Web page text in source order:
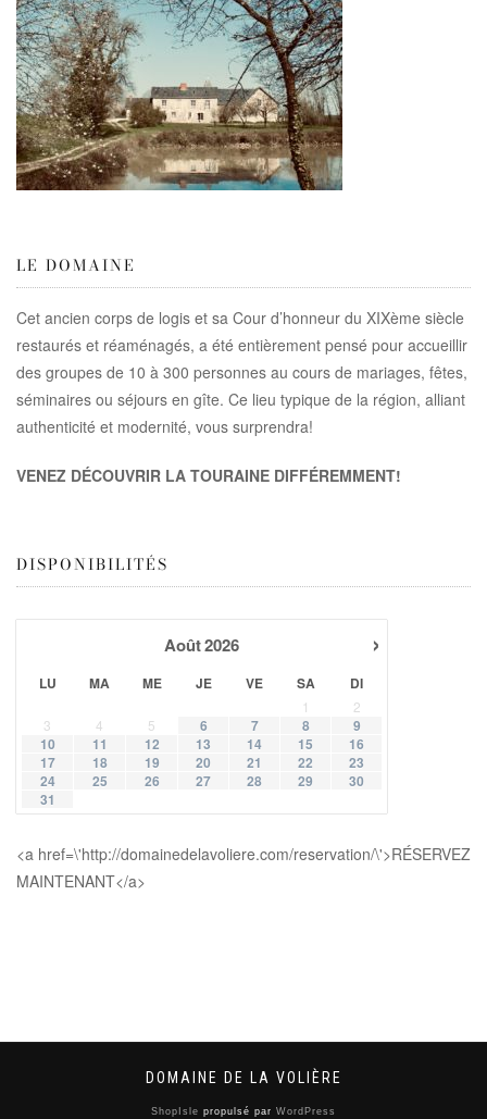
LE DOMAINE
Cet ancien corps de logis et sa Cour d’honneur du XIXème siècle
restaurés et réaménagés, a été entièrement pensé pour accueillir
des groupes de 10 à 300 personnes au cours de mariages, fêtes,
séminaires ou séjours en gîte. Ce lieu typique de la région, alliant
authenticité et modernité, vous surprendra!
VENEZ DÉCOUVRIR LA TOURAINE DIFFÉREMMENT!
DISPONIBILITÉS
›
Août2026
LU MA ME JE VE SA DI
1
2
3
4 5 6 7 8
9
10
11 12 13 14 15
16
17
18 19 20 21 22
23
24
25 26 27 28 29
30
31
<a href=\'http://domainedelavoliere.com/reservation/\'>RÉSERVEZ
MAINTENANT</a>
DOMAINE DE LA VOLIÈRE
ShopIsle propulsé par WordPress